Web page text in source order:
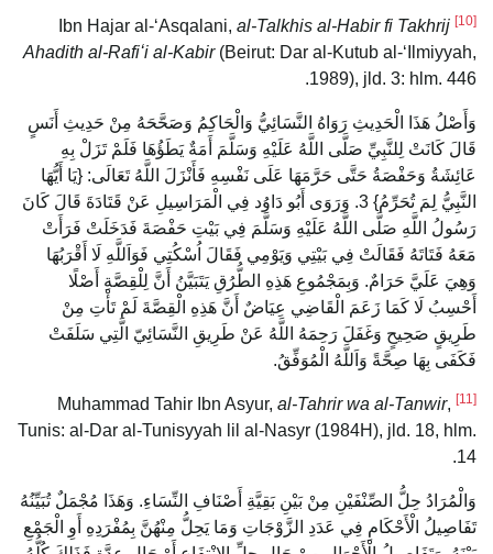
[10]
al-Talkhis al-Habir fi Takhrij
Ahadith al-Rafiʻi al-Kabir(Beirut: Dar al-Kutub al-‘Ilmiyyah,
1989), jld. 3: hlm. 446.
وَأَصْلُ هَذَا الْحَدِيثِ رَوَاهُ النَّسَائِيُّ وَالْحَاكِمُ وَصَحَّحَهُ مِنْ حَدِيثِ أَنَسٍ
قَالَ كَانَتْ لِلنَّبِيِّ صَلَّى اللَّهُ عَلَيْهِ وَسَلَّمَ أَمَةٌ يَطَؤُهَا فَلَمْ تَزَلْ بِهِ
عَائِشَةُ وَحَفْصَةُ حَتَّى حَرَّمَهَا عَلَى نَفْسِهِ فَأَنْزَلَ اللَّهُ تَعَالَى: {يَا أَيُّهَا
النَّبِيُّ لِمَ تُحَرِّمُ} 3. وَرَوَى أَبُو دَاوُد فِي الْمَرَاسِيلِ عَنْ قَتَادَةَ قَالَ كَانَ
رَسُولُ اللَّهِ صَلَّى اللَّهُ عَلَيْهِ وَسَلَّمَ فِي بَيْتِ حَفْصَةَ فَدَخَلَتْ فَرَأَتْ
مَعَهُ فَتَاتَهُ فَقَالَتْ فِي بَيْتِي وَيَوْمِي فَقَالَ اُسْكُتِي فَوَاَللَّهِ لَا أَقْرَبُهَا
وَهِيَ عَلَيَّ حَرَامٌ. وَبِمَجْمُوعِ هَذِهِ الطُّرُقِ يَتَبَيَّنُ أَنَّ لِلْقِصَّةِ أَصْلًا
أَحْسِبُ لَا كَمَا زَعَمَ الْقَاضِي عِيَاضٌ أَنَّ هَذِهِ الْقِصَّةَ لَمْ تَأْتِ مِنْ
طَرِيقٍ صَحِيحٍ وَغَفَلَ رَحِمَهُ اللَّهُ عَنْ طَرِيقِ النَّسَائِيّ الَّتِي سَلَفَتْ
فَكَفَى بِهَا صِحَّةً وَاَللَّهُ الْمُوَفِّقُ.
[11]
al-Tahrir wa al-Tanwir,
Tunis: al-Dar al-Tunisyyah lil al-Nasyr (1984H), jld. 18, hlm.
14.
وَالْمُرَادُ حِلُّ الصِّنْفَيْنِ مِنْ بَيْنِ بَقِيَّةِ أَصْنَافِ النِّسَاءِ. وَهَذَا مُجْمَلٌ تُبَيِّنُهُ
تَفَاصِيلُ الْأَحْكَامِ فِي عَدَدِ الزَّوْجَاتِ وَمَا يَحِلُّ مِنْهُنَّ بِمُفْرَدِهِ أَوِ الْجَمْعِ